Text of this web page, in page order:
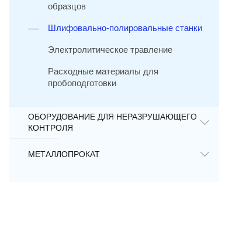
образцов
Шлифовально-полировальные станки
Электролитическое травление
Расходные материалы для
пробоподготовки
ОБОРУДОВАНИЕ ДЛЯ НЕРАЗРУШАЮЩЕГО
КОНТРОЛЯ
МЕТАЛЛОПРОКАТ